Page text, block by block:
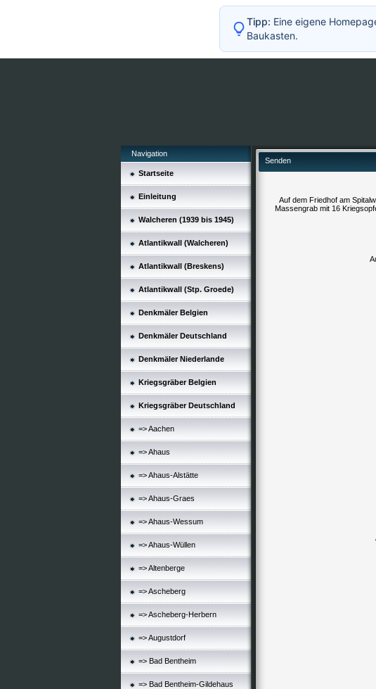
Navigation
Startseite
Einleitung
Walcheren (1939 bis 1945)
Atlantikwall (Walcheren)
Atlantikwall (Breskens)
Atlantikwall (Stp. Groede)
Denkmäler Belgien
Denkmäler Deutschland
Denkmäler Niederlande
Kriegsgräber Belgien
Kriegsgräber Deutschland
=> Aachen
=> Ahaus
=> Ahaus-Alstätte
=> Ahaus-Graes
=> Ahaus-Wessum
=> Ahaus-Wüllen
=> Altenberge
=> Ascheberg
=> Ascheberg-Herbern
=> Augustdorf
=> Bad Bentheim
=> Bad Bentheim-Gildehaus
Senden
Auf dem Friedhof am
Massengrab mit 16
Tipp: Eine eigene
Baukasten.